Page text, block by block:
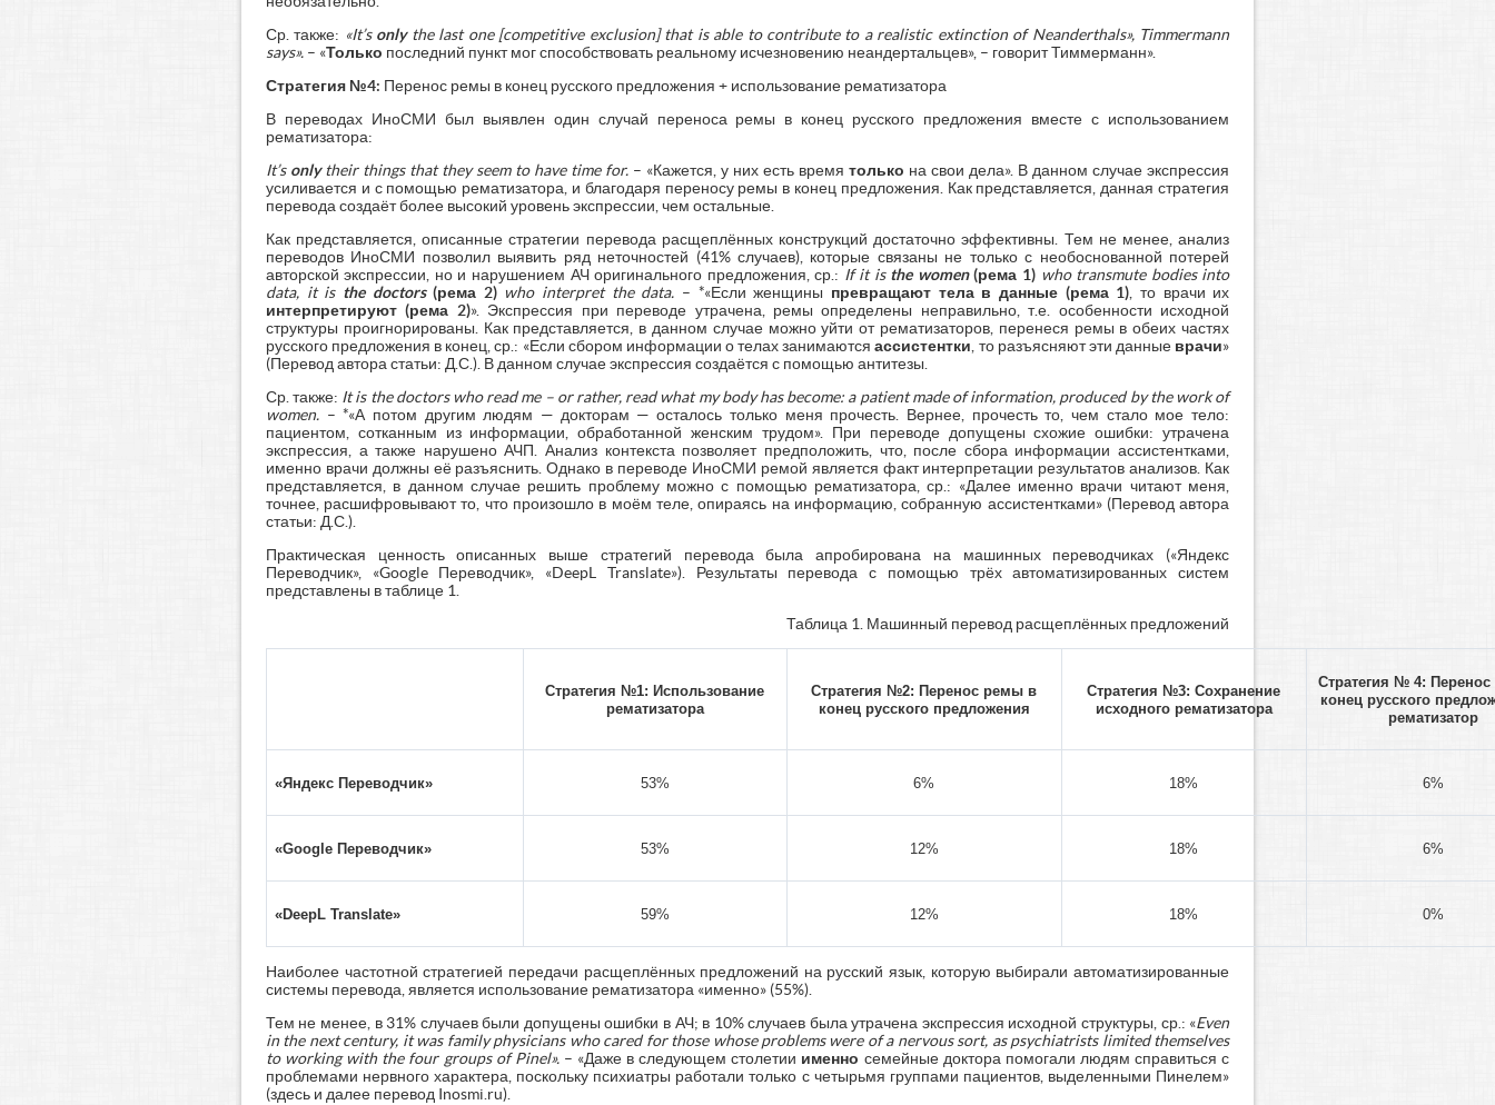
Ср. также: «It’s only the last one [competitive exclusion]that is able to contribute to a realistic extinction of Neanderthals», Timmermann
says».– «Только последний пункт мог способствовать реальному исчезновению неандертальцев», – говорит Тиммерманн».
Стратегия №4: Перенос ремы в конец русского предложения + использование рематизатора
В переводах ИноСМИ был выявлен один случай переноса ремы в конец русского предложения вместе с использованием
рематизатора:
It’s onlytheir things that they seem to have time for.– «Кажется, у них есть времятолько на свои дела». В данном случае экспрессия
усиливается и с помощью рематизатора, и благодаря переносу ремы в конец предложения. Как представляется, данная стратегия
перевода создаёт более высокий уровень экспрессии, чем остальные.
Как представляется, описанные стратегии перевода расщеплённых конструкций достаточно эффективны. Тем не менее, анализ
переводов ИноСМИ позволил выявить ряд неточностей (41% случаев), которые связаны не только с необоснованной потерей
авторской экспрессии, но и нарушением АЧ оригинального предложения, ср.: Ifit is the women(рема 1) who transmute bodies into
data, it is the doctors(рема 2) who interpret the data. – *«Если женщины превращают тела в данные (рема 1) , то врачи их
интерпретируют (рема 2)». Экспрессия при переводе утрачена, ремы определены неправильно, т.е. особенности исходной
структуры проигнорированы. Как представляется, в данном случае можно уйти от рематизаторов, перенеся ремы в обеих частях
русского предложения в конец, ср.: «Если сбором информации о телах занимаютсяассистентки , то разъясняют эти данные врачи»
(Перевод автора статьи: Д.С.). В данном случае экспрессия создаётся с помощью антитезы.
Ср. также: It is the doctors who read me – or rather, read what my body has become: a patient made of information, produced by the work of
women. – *«А потом другим людям — докторам — осталось только меня прочесть. Вернее, прочесть то, чем стало мое тело:
пациентом, сотканным из информации, обработанной женским трудом». При переводе допущены схожие ошибки: утрачена
экспрессия, а также нарушено АЧП. Анализ контекста позволяет предположить, что, после сбора информации ассистентками,
именно врачи должны её разъяснить. Однако в переводе ИноСМИ ремой является факт интерпретации результатов анализов. Как
представляется, в данном случае решить проблему можно с помощью рематизатора, ср.: «Далее именно врачи читают меня,
точнее, расшифровывают то, что произошло в моём теле, опираясь на информацию, собранную ассистентками» (Перевод автора
статьи: Д.С.).
Практическая ценность описанных выше стратегий перевода была апробирована на машинных переводчиках («Яндекс
Переводчик», «Google Переводчик», «DeepL Translate»). Результаты перевода с помощью трёх автоматизированных систем
представлены в таблице 1.
Таблица 1. Машинный перевод расщеплённых предложений
Стратегия №1: Использование
рематизатора
Стратегия №2: Перенос ремы в
конец русского предложения
Стратегия №3: Сохранение
исходного рематизатора
Стратегия № 4:
конец русского
рематизатор
«Яндекс Переводчик» 53% 6% 18% 6%
«Google Переводчик» 53% 12% 18% 6%
«DeepL Translate» 59% 12% 18% 0%
Наиболее частотной стратегией передачи расщеплённых предложений на русский язык, которую выбирали автоматизированные
системы перевода, является использование рематизатора «именно» (55%).
Тем не менее, в 31% случаев были допущены ошибки в АЧ; в 10% случаев была утрачена экспрессия исходной структуры, ср.: «Even
inthe nextcentury, itwas familyphysicians whocaredforthose whoseproblems were ofa nervoussort, aspsychiatrists limitedthemselves
to working with the four groups ofPinel».– «Даже в следующем столетии именно семейные доктора помогали людям справиться с
проблемами нервного характера, поскольку психиатры работали только с четырьмя группами пациентов, выделенными Пинелем»
(здесь и далее перевод Inosmi.ru).